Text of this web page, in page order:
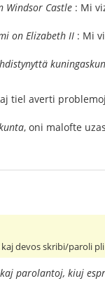
Windsor Castle : Mi
on Elizabeth II : Mi
tiel averti
, oni malofte
devos skribi/paroli
parolantoj, kiuj